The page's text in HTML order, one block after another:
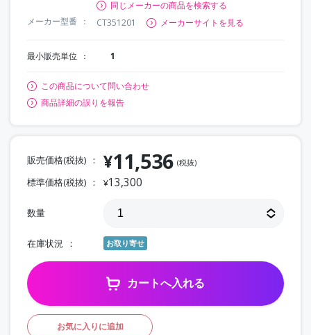
同じメーカーの商品を検索する
メーカー型番
CT351201 メーカーサイトを見る
最小販売単位 1
この商品について問い合わせ
商品詳細の誤りを報告
販売価格(税抜) ¥11,536 (税抜)
標準価格(税抜) ¥13,300
数量
在庫状況 お取り寄せ
カートへ入れる
お気に入りに追加